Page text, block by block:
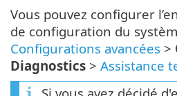
Vous pouvez configurer
de configuration du
Configurations avancées >
Diagnostics > Assistance